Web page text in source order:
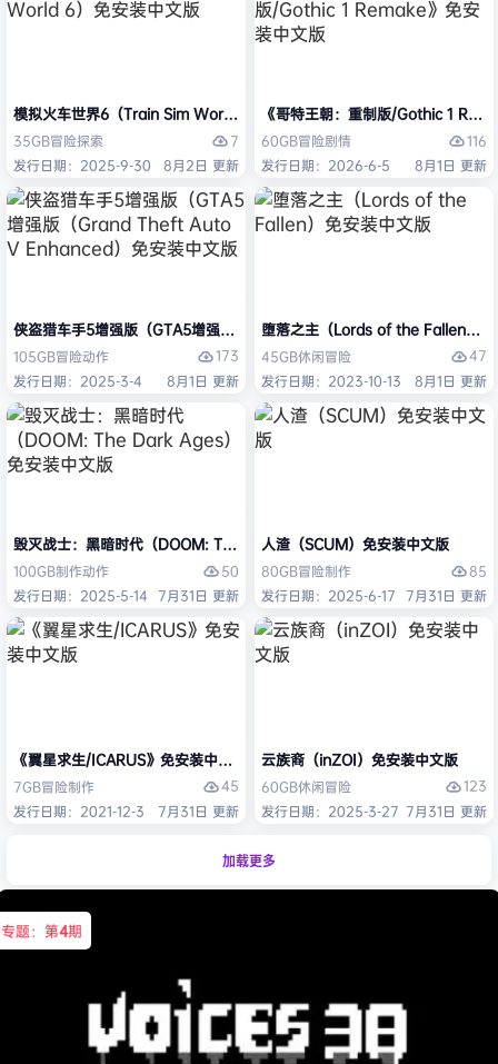
模拟火车世界6（Train Sim World 6）免安装中文版
35GB冒险探索
7
发行日期：2025-9-30
8月2日 更新
《哥特王朝：重制版/Gothic 1
60GB冒险剧情
116
发行日期：2026-6-5
8月1日 更新
侠盗猎车手5增强版（GTA5增强版（Grand Theft Auto V Enhanced）免
105GB冒险动作
173
发行日期：2025-3-4
8月1日 更新
堕落之主（Lords of the Fallen）免
45GB休闲冒险
47
发行日期：2023-10-13
8月1日 更新
毁灭战士：黑暗时代（DOOM: The Dark Ages）免安装中文版
100GB制作动作
50
发行日期：2025-5-14 7月31日 更新
人渣（SCUM）免安装中文版
80GB冒险制作
85
发行日期：2025-6-17 7月31日 更新
《翼星求生/ICARUS》免安装中文版
7GB冒险制作
45
发行日期：2021-12-3
7月31日 更新
云族裔（inZOI）免安装中文版
60GB休闲冒险
123
发行日期：2025-3-27 7月31日 更新
加载更多
专题：第4期